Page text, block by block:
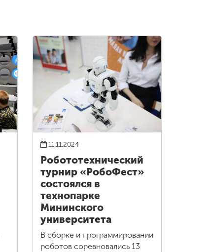
11.11.2024
Робототехнический
турнир «РобоФест»
состоялся в
технопарке
Мининского
университета
В сборке и программировании
роботов соревновались 13